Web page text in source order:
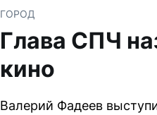
ГОРОД
Глава СПЧ
кино
Валерий Фадеев